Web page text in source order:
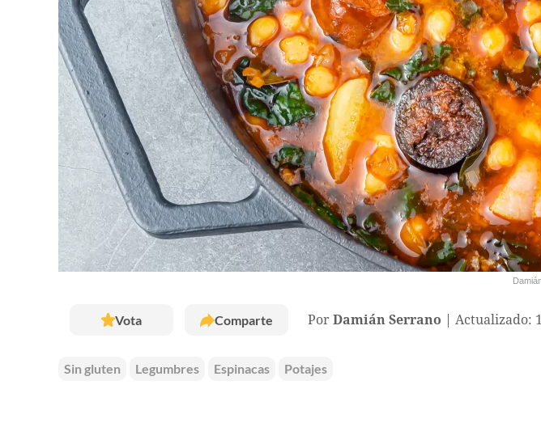
Vota Comparte Por Damián Serrano Actualizado:
Sin gluten Legumbres Espinacas Potajes